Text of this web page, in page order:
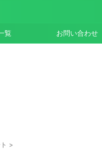
覧 お問い合わせ
>